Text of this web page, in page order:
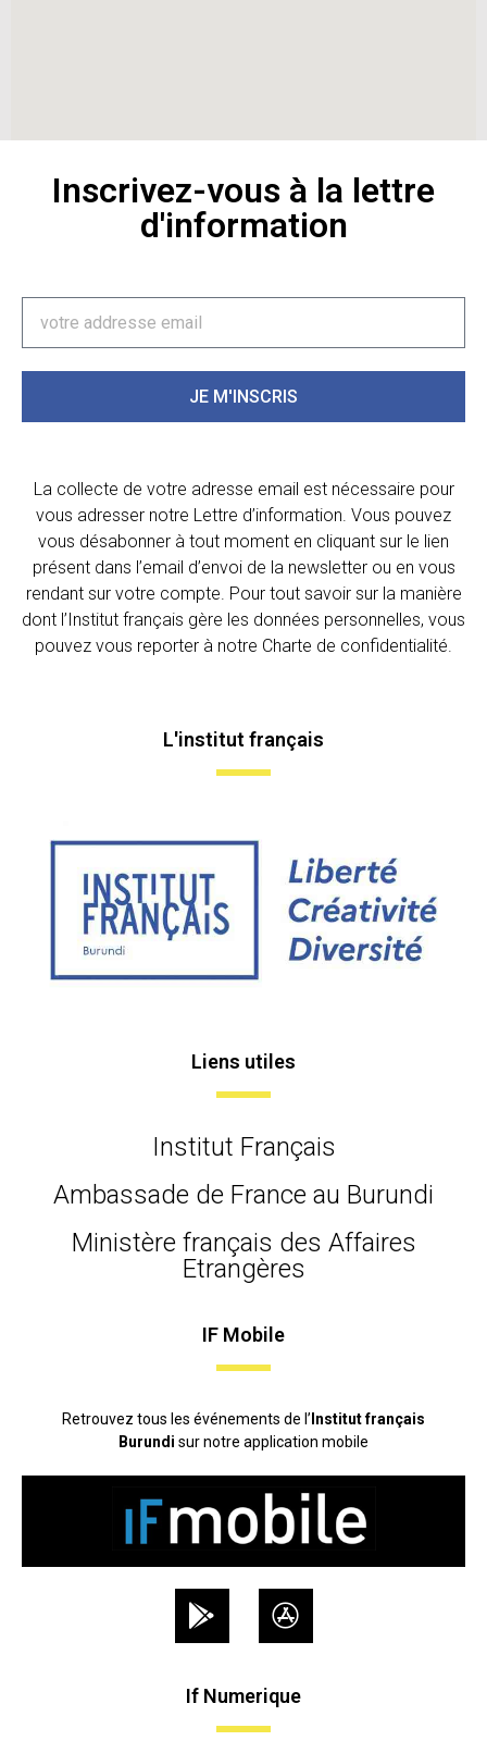
Inscrivez-vous à la lettre
d'information
JE M'INSCRIS
La collecte de votre adresse email est nécessaire pour
vous adresser notre Lettre d’information. Vous pouvez
vous désabonner à tout moment en cliquant sur le lien
présent dans l’email d’envoi de la newsletter ou en vous
rendant sur votre compte. Pour tout savoir sur la manière
dont l’Institut français gère les données personnelles, vous
pouvez vous reporter à notre Charte de confidentialité.
L'institut français
Liens utiles
Institut Français
Ambassade de France au Burundi
Ministère français des Affaires
Etrangères
IF Mobile
Retrouvez tous les événements de l’ Institut français
Burundi sur notre application mobile
If Numerique